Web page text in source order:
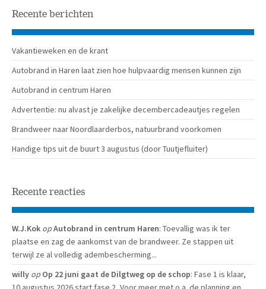
Recente berichten
Vakantieweken en de krant
Autobrand in Haren laat zien hoe hulpvaardig mensen kunnen zijn
Autobrand in centrum Haren
Advertentie: nu alvast je zakelijke decembercadeautjes regelen
Brandweer naar Noordlaarderbos, natuurbrand voorkomen
Handige tips uit de buurt 3 augustus (door Tuutjefluiter)
Recente reacties
W.J.Kok opAutobrand in centrum Haren: Toevallig was ik ter
plaatse en zag de aankomst van de brandweer. Ze stappen uit
terwijl ze al volledig adembescherming...
willy op Op 22 juni gaat de Dilgtweg op de schop: Fase 1 is klaar,